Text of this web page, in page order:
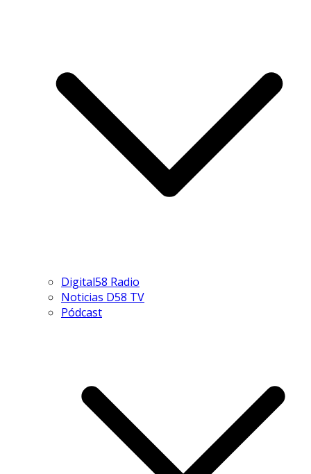
Digital58 Radio
Noticias D58 TV
Pódcast